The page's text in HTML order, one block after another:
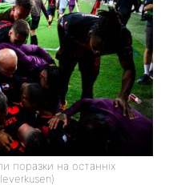
поразки на останніх